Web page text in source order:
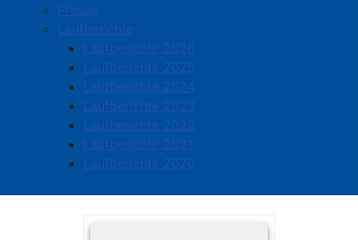
Presse
Laufberichte
Laufberichte 2026
Laufberichte 2025
Laufberichte 2024
Laufberichte 2023
Laufberichte 2022
Laufberichte 2021
Laufberichte 2020